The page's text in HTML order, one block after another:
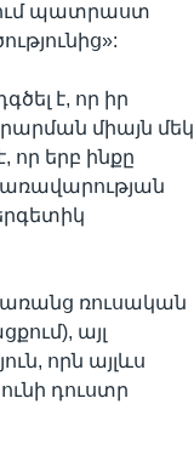
պատրաստ
է, որ իր
միայն մեկ
երբ ինքը
առանց ռուսական
այլ
որն այլևս
դուստր